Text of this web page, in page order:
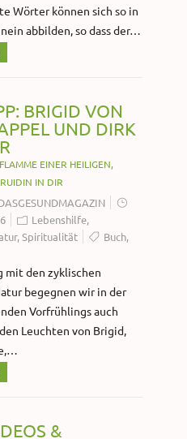
Wörter können sich so in
abbilden, so dass der…
BRIGID VON
UND DIRK
EINER HEILIGEN,
IN DIR
Lebenshilfe,
,Spiritualität Buch,
mit den zyklischen
begegnen wir in der
Vorfrühlings auch
Leuchten von Brigid,
&